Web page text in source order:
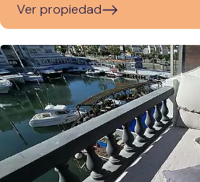
Ver propiedad